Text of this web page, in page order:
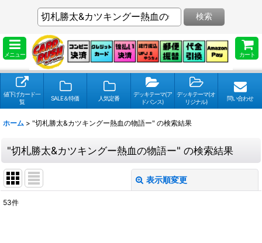
メニュー カート
検索
値下げカード一
覧
SALE＆特価 人気定番
デッキテーマ(ア
ドバンス)
デッキテーマ(オ
リジナル)
問い合わせ
ホーム > "切札勝太&カツキングー熱血の物語ー" の検索結果
"切札勝太&カツキングー熱血の物語ー" の検索結果
表示順変更
検索キーワードをお願い致します
53件